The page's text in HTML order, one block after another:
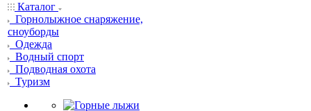
Каталог
Горнолыжное снаряжение,
сноуборды
Одежда
Водный спорт
Подводная охота
Туризм